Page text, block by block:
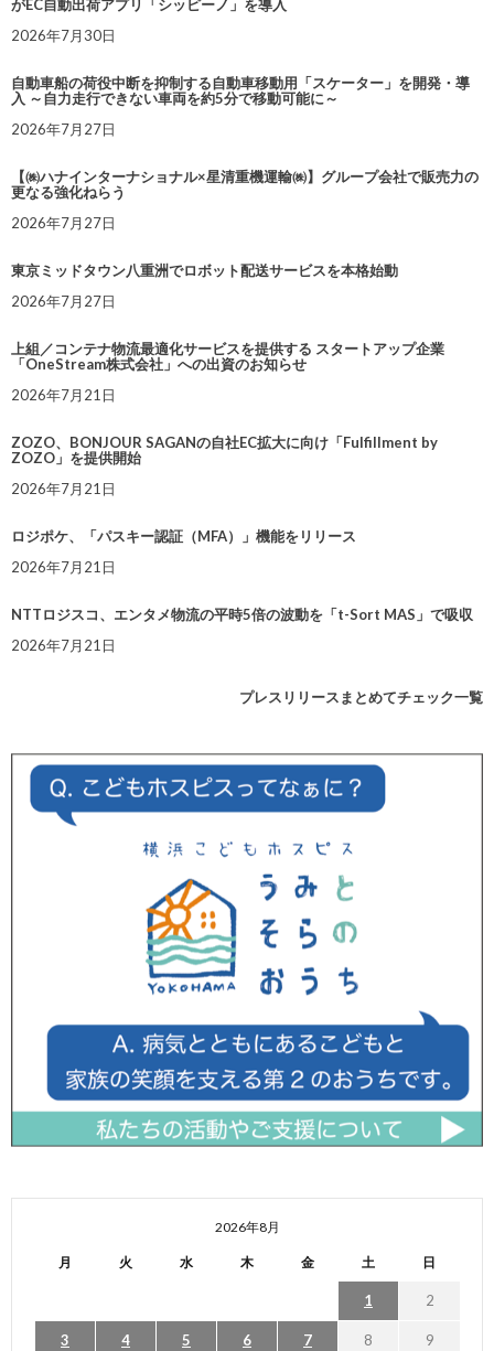
がEC自動出荷アプリ「シッピーノ」を導入
2026年7月30日
自動車船の荷役中断を抑制する自動車移動用「スケーター」を開発・導
入 ～自力走行できない車両を約5分で移動可能に～
2026年7月27日
【㈱ハナインターナショナル×星清重機運輸㈱】グループ会社で販売力の
更なる強化ねらう
2026年7月27日
東京ミッドタウン八重洲でロボット配送サービスを本格始動
2026年7月27日
上組／コンテナ物流最適化サービスを提供する スタートアップ企業
「OneStream株式会社」への出資のお知らせ
2026年7月21日
ZOZO、BONJOUR SAGANの自社EC拡大に向け「Fulfillment by
ZOZO」を提供開始
2026年7月21日
ロジポケ、「パスキー認証（MFA）」機能をリリース
2026年7月21日
NTTロジスコ、エンタメ物流の平時5倍の波動を「t-Sort MAS」で吸収
2026年7月21日
プレスリリースまとめてチェック一覧
2026年8月
月 火 水 木 金 土 日
1 2
3 4 5 6 7 8 9